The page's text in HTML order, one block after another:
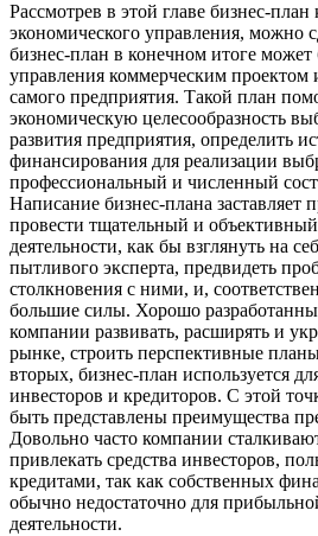
Рассмотрев в этой главе бизнес-
экономического управления, можно
бизнес-план в конечном итоге может
управления коммерческим проектом
самого предприятия. Такой план
экономическую целесообразность
развития предприятия, определить
финансирования для реализации
профессиональный и численный
Написание бизнес-плана заставляет
провести тщательный и
деятельности, как бы взглянуть на
пытливого эксперта, предвидеть
столкновения с ними, и,
большие силы. Хорошо
компании развивать, расширять и
рынке, строить перспективные
вторых, бизнес-план используется
инвесторов и кредиторов. С этой
быть представлены преимущества
Довольно часто компании
привлекать средства инвесторов,
кредитами, так как собственных
обычно недостаточно для
деятельности.